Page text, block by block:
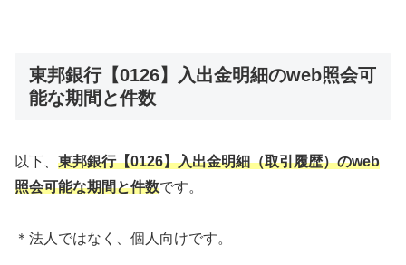
東邦銀行【0126】入出金明細のweb照会可
能な期間と件数
以下、 東邦銀行【0126】入出金明細（取引履歴）のweb
照会可能な期間と件数です。
＊法人ではなく、個人向けです。